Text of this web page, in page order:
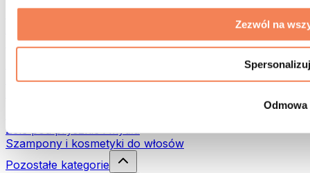
Zezwól na
Spersonalizuj
Odmowa
Filtry i dzbanki do wody
Środki do prania
Żele pod prysznic i mydła
Szampony i kosmetyki do włosów
Pozostałe kategorie